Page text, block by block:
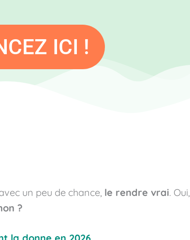
ICI !
un peu de chance, le rendre vrai. Oui,
?